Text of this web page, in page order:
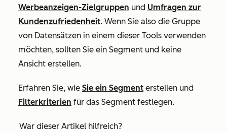
Werbeanzeigen-Zielgruppen und Umfragen zur
Kundenzufriedenheit. Wenn Sie also die Gruppe
von Datensätzen in einem dieser Tools verwenden
möchten, sollten Sie ein Segment und keine
Ansicht erstellen.
Erfahren Sie, wie Sie ein Segment erstellen und
Filterkriterien für das Segment festlegen.
War dieser Artikel hilfreich?